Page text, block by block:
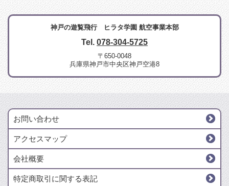
神戸の遊覧飛行 ヒラタ学園 航空事業本部
Tel. 078-304-5725
〒650-0048
兵庫県神戸市中央区神戸空港8
お問い合わせ
アクセスマップ
会社概要
特定商取引に関する表記